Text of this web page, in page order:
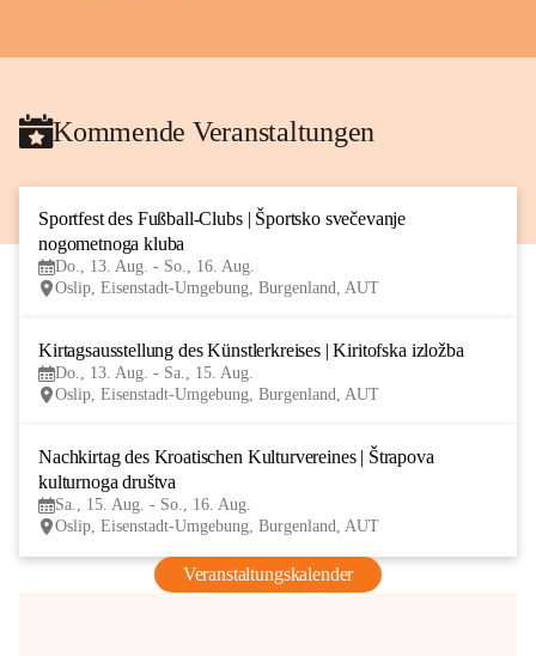
Kommende Veranstaltungen
Sportfest des Fußball-Clubs | Športsko svečevanje
nogometnoga kluba
Do., 13. Aug. - So., 16. Aug.
Oslip, Eisenstadt-Umgebung, Burgenland, AUT
Kirtagsausstellung des Künstlerkreises | Kiritofska izložba
Do., 13. Aug. - Sa., 15. Aug.
Oslip, Eisenstadt-Umgebung, Burgenland, AUT
Nachkirtag des Kroatischen Kulturvereines | Štrapova
kulturnoga društva
Sa., 15. Aug. - So., 16. Aug.
Oslip, Eisenstadt-Umgebung, Burgenland, AUT
Veranstaltungskalender